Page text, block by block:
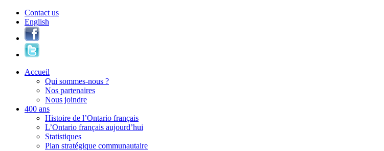
Contact us
English
Accueil
Qui sommes-nous ?
Nos partenaires
Nous joindre
400 ans
Histoire de l’Ontario français
L’Ontario français aujourd’hui
Statistiques
Plan stratégique communautaire